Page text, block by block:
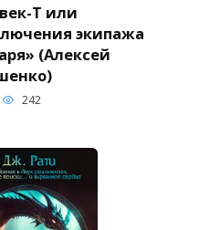
Т или
экипажа
(Алексей
242